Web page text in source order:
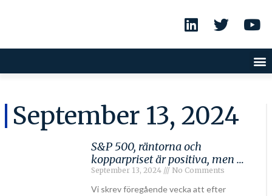
September 13, 2024
S&P 500, räntorna och
kopparpriset är positiva, men …
September 13, 2024 No Comments
Vi skrev föregående vecka att efter